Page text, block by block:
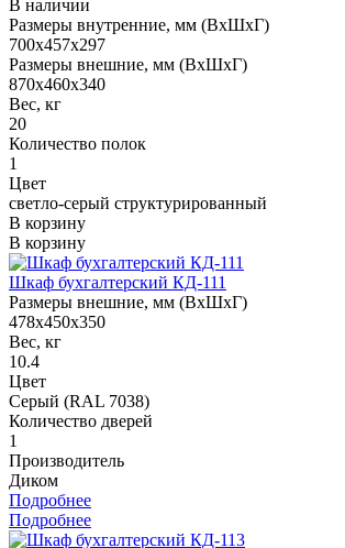
В наличии
Размеры внутренние, мм (ВхШхГ)
700x457x297
Размеры внешние, мм (ВхШхГ)
870x460x340
Вес, кг
20
Количество полок
1
Цвет
светло-серый структурированный
В корзину
В корзину
Шкаф бухгалтерский КД-111
Размеры внешние, мм (ВхШхГ)
478x450x350
Вес, кг
10.4
Цвет
Серый (RAL 7038)
Количество дверей
1
Производитель
Диком
Подробнее
Подробнее